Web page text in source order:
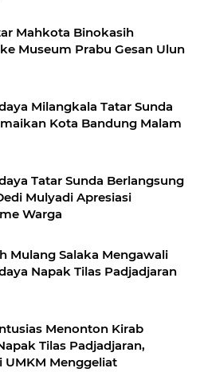
Mahkota Binokasih
Kembali ke Museum Prabu Gesan Ulun
Milangkala Tatar Sunda
Kota Bandung Malam
Tatar Sunda Berlangsung
Mulyadi Apresiasi
Warga
Mulang Salaka Mengawali
Napak Tilas Padjadjaran
Menonton Kirab
Tilas Padjadjaran,
UMKM Menggeliat